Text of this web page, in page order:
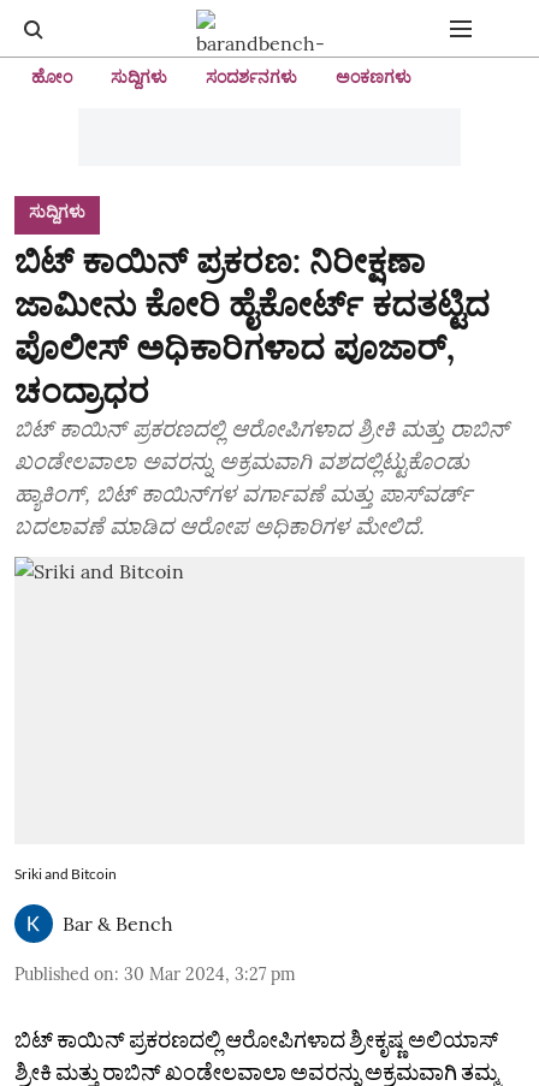
ಹೋಂ ಸುದ್ದಿಗಳು ಸಂದರ್ಶನಗಳು ಅಂಕಣಗಳು
ಸುದ್ದಿಗಳು
ಬಿಟ್‌ ಕಾಯಿನ್‌ ಪ್ರಕರಣ: ನಿರೀಕ್ಷಣಾ
ಜಾಮೀನು ಕೋರಿ ಹೈಕೋರ್ಟ್‌ ಕದತಟ್ಟಿದ
ಪೊಲೀಸ್‌ ಅಧಿಕಾರಿಗಳಾದ ಪೂಜಾರ್‌,
ಚಂದ್ರಾಧರ
ಬಿಟ್‌ ಕಾಯಿನ್‌ ಪ್ರಕರಣದಲ್ಲಿ ಆರೋಪಿಗಳಾದ ಶ್ರೀಕಿ ಮತ್ತು ರಾಬಿನ್‌
ಖಂಡೇಲವಾಲಾ ಅವರನ್ನು ಅಕ್ರಮವಾಗಿ ವಶದಲ್ಲಿಟ್ಟುಕೊಂಡು
ಹ್ಯಾಕಿಂಗ್‌, ಬಿಟ್‌ ಕಾಯಿನ್‌ಗಳ ವರ್ಗಾವಣೆ ಮತ್ತು ಪಾಸ್‌ವರ್ಡ್‌
ಬದಲಾವಣೆ ಮಾಡಿದ ಆರೋಪ ಅಧಿಕಾರಿಗಳ ಮೇಲಿದೆ.
Sriki and Bitcoin
Bar & Bench
Published on: 30 Mar 2024, 3:27 pm
ಬಿಟ್‌ ಕಾಯಿನ್‌ ಪ್ರಕರಣದಲ್ಲಿ ಆರೋಪಿಗಳಾದ ಶ್ರೀಕೃಷ್ಣ ಅಲಿಯಾಸ್‌
ಶ್ರೀಕಿ ಮತ್ತು ರಾಬಿನ್‌ ಖಂಡೇಲವಾಲಾ ಅವರನ್ನು ಅಕ್ರಮವಾಗಿ ತಮ್ಮ